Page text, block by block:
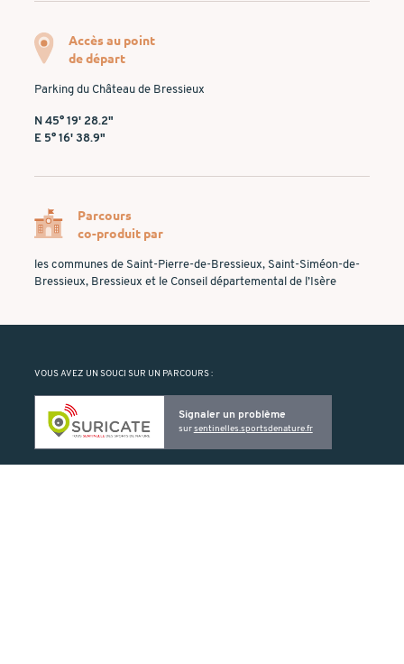
Accès au point
de départ
Parking du Château de Bressieux
N 45° 19' 28.2"
E 5° 16' 38.9"
Parcours
co-produit par
les communes de Saint-Pierre-de-Bressieux, Saint-Siméon-de-
Bressieux, Bressieux et le Conseil départemental de l’Isère
VOUS AVEZ UN SOUCI SUR UN PARCOURS :
Signaler un problème
sursentinelles.sportsdenature.fr